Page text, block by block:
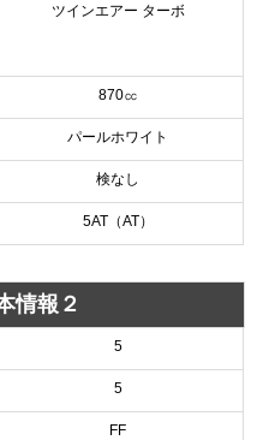
ツインエアー ターボ
870㏄
パールホワイト
検なし
5AT（AT）
情報２
5
5
FF